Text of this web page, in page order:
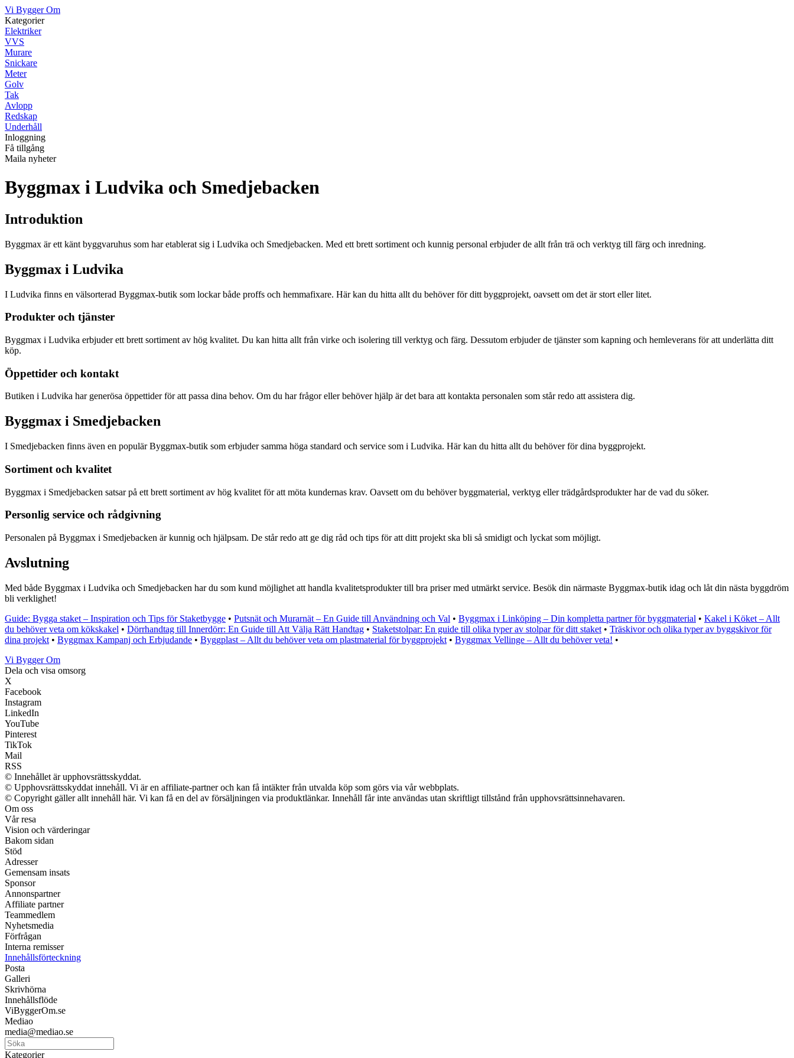
Vi Bygger Om
Kategorier
Elektriker
VVS
Murare
Snickare
Meter
Golv
Tak
Avlopp
Redskap
Underhåll
Inloggning
Få tillgång
Maila nyheter
Byggmax i Ludvika och Smedjebacken
Introduktion
Byggmax är ett känt byggvaruhus som har etablerat sig i Ludvika och Smedjebacken. Med ett brett sortiment och kunnig personal erbjuder de allt från trä och verktyg till färg och inredning.
Byggmax i Ludvika
I Ludvika finns en välsorterad Byggmax-butik som lockar både proffs och hemmafixare. Här kan du hitta allt du behöver för ditt byggprojekt, oavsett om det är stort eller litet.
Produkter och tjänster
Byggmax i Ludvika erbjuder ett brett sortiment av hög kvalitet. Du kan hitta allt från virke och isolering till verktyg och färg. Dessutom erbjuder de tjänster som kapning och hemleverans för att underlätta ditt
köp.
Öppettider och kontakt
Butiken i Ludvika har generösa öppettider för att passa dina behov. Om du har frågor eller behöver hjälp är det bara att kontakta personalen som står redo att assistera dig.
Byggmax i Smedjebacken
I Smedjebacken finns även en populär Byggmax-butik som erbjuder samma höga standard och service som i Ludvika. Här kan du hitta allt du behöver för dina byggprojekt.
Sortiment och kvalitet
Byggmax i Smedjebacken satsar på ett brett sortiment av hög kvalitet för att möta kundernas krav. Oavsett om du behöver byggmaterial, verktyg eller trädgårdsprodukter har de vad du söker.
Personlig service och rådgivning
Personalen på Byggmax i Smedjebacken är kunnig och hjälpsam. De står redo att ge dig råd och tips för att ditt projekt ska bli så smidigt och lyckat som möjligt.
Avslutning
Med både Byggmax i Ludvika och Smedjebacken har du som kund möjlighet att handla kvalitetsprodukter till bra priser med utmärkt service. Besök din närmaste Byggmax-butik idag och låt din nästa byggdröm
bli verklighet!
Guide: Bygga staket – Inspiration och Tips för Staketbygge • Putsnät och Murarnät – En Guide till Användning och Val • Byggmax i Linköping – Din kompletta partner för byggmaterial • Kakel i Köket – Allt
du behöver veta om kökskakel • Dörrhandtag till Innerdörr: En Guide till Att Välja Rätt Handtag • Staketstolpar: En guide till olika typer av stolpar för ditt staket • Träskivor och olika typer av byggskivor för
dina projekt • Byggmax Kampanj och Erbjudande • Byggplast – Allt du behöver veta om plastmaterial för byggprojekt • Byggmax Vellinge – Allt du behöver veta! •
Vi Bygger Om
Dela och visa omsorg
X
Facebook
Instagram
LinkedIn
YouTube
Pinterest
TikTok
Mail
RSS
© Innehållet är upphovsrättsskyddat.
© Upphovsrättsskyddat innehåll. Vi är en affiliate-partner och kan få intäkter från utvalda köp som görs via vår webbplats.
© Copyright gäller allt innehåll här. Vi kan få en del av försäljningen via produktlänkar. Innehåll får inte användas utan skriftligt tillstånd från upphovsrättsinnehavaren.
Om oss
Vår resa
Vision och värderingar
Bakom sidan
Stöd
Adresser
Gemensam insats
Sponsor
Annonspartner
Affiliate partner
Teammedlem
Nyhetsmedia
Förfrågan
Interna remisser
Innehållsförteckning
Posta
Galleri
Skrivhörna
Innehållsflöde
ViByggerOm.se
Mediao
media@mediao.se
Kategorier